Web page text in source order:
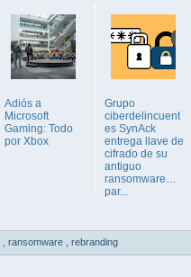
Adiós a
Microsoft
Gaming: Todo
por Xbox
Grupo
ciberdelincuent
es SynAck
entrega llave de
cifrado de su
antiguo
ransomware…
par...
ransomware rebranding